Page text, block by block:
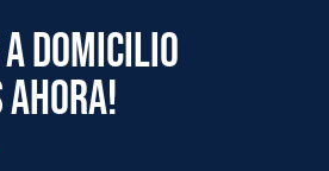
domicilio
ahora!